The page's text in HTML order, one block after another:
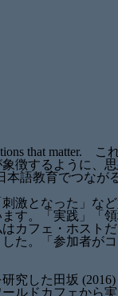
that matter. こ
徴するように、
本語教育でつなが
激となった」な
す。「実践」「
カフェ・ホスト
た。「参加者が
究した田坂
ルドカフェから